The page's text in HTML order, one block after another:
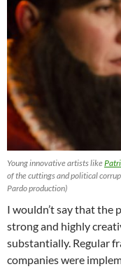
Young innovative artists like
of the cuttings and political
Pardo production)
I wouldn’t say that the
strong and highly
substantially. Regular
companies were